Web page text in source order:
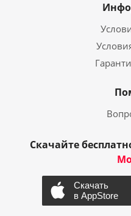
Скачайте